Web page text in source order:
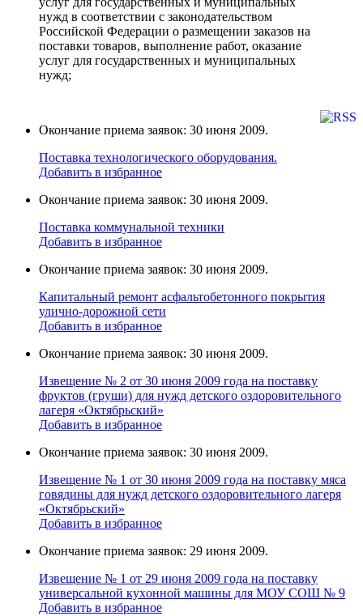
нужд в соответствии с законодательством
Российской Федерации о размещении заказов на
поставки товаров, выполнение работ, оказание
услуг для государственных и муниципальных
нужд;
Окончание приема заявок: 30 июня 2009.
Поставка технологического оборудования.
Добавить в избранное
Окончание приема заявок: 30 июня 2009.
Поставка коммунальной техники
Добавить в избранное
Окончание приема заявок: 30 июня 2009.
Капитальный ремонт асфальтобетонного покрытия
улично-дорожной сети
Добавить в избранное
Окончание приема заявок: 30 июня 2009.
Извещение № 2 от 30 июня 2009 года на поставку
фруктов (груши) для нужд детского оздоровительного
лагеря «Октябрьский»
Добавить в избранное
Окончание приема заявок: 30 июня 2009.
Извещение № 1 от 30 июня 2009 года на поставку мяса
говядины для нужд детского оздоровительного лагеря
«Октябрьский»
Добавить в избранное
Окончание приема заявок: 29 июня 2009.
Извещение № 1 от 29 июня 2009 года на поставку
универcальной кухoнной мaшины для МОУ СОШ № 9
Добавить в избранное